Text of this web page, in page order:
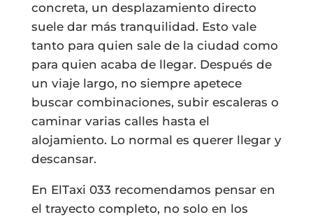
concreta, un desplazamiento directo
suele dar más tranquilidad. Esto vale
tanto para quien sale de la ciudad como
para quien acaba de llegar. Después de
un viaje largo, no siempre apetece
buscar combinaciones, subir escaleras o
caminar varias calles hasta el
alojamiento. Lo normal es querer llegar y
descansar.
En ElTaxi 033 recomendamos pensar en
el trayecto completo, no solo en los